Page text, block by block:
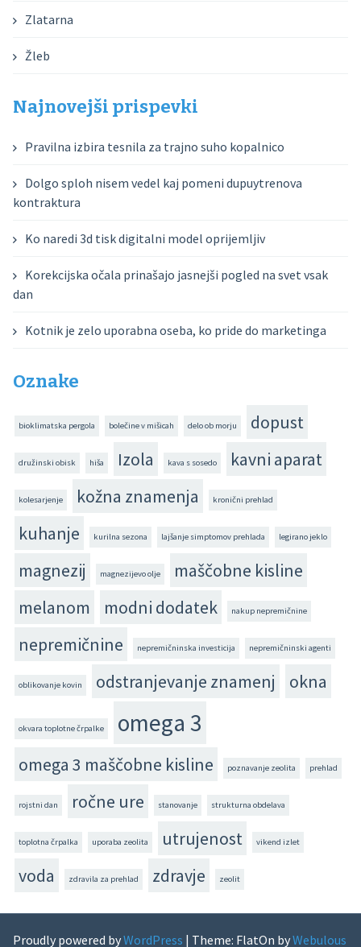
Zlatarna
Žleb
Najnovejši prispevki
Pravilna izbira tesnila za trajno suho kopalnico
Dolgo sploh nisem vedel kaj pomeni dupuytrenova
kontraktura
Ko naredi 3d tisk digitalni model oprijemljiv
Korekcijska očala prinašajo jasnejši pogled na svet vsak
dan
Kotnik je zelo uporabna oseba, ko pride do marketinga
Oznake
bioklimatska pergola bolečine v mišicah delo ob morju dopust
družinski obisk hiša Izola kava s sosedo kavni aparat
kolesarjenje kožna znamenja kronični prehlad
kuhanje kurilna sezona lajšanje simptomov prehlada legirano jeklo
magnezij magnezijevo olje
maščobne kisline
melanom
modni dodatek nakup nepremičnine
nepremičnine nepremičninska investicija nepremičninski agenti
oblikovanje kovin odstranjevanje znamenj okna
okvara toplotne črpalke omega 3
omega 3 maščobne kisline poznavanje zeolita prehlad
rojstni dan ročne ure stanovanje strukturna obdelava
toplotna črpalka uporaba zeolita utrujenost vikend izlet
voda zdravila za prehlad zdravje zeolit
Proudly powered byWordPress | Theme: FlatOn byWebulous